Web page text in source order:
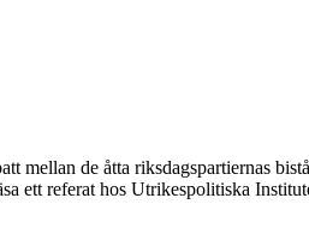
de åtta riksdagspartiernas
ett referat hos Utrikespolitiska